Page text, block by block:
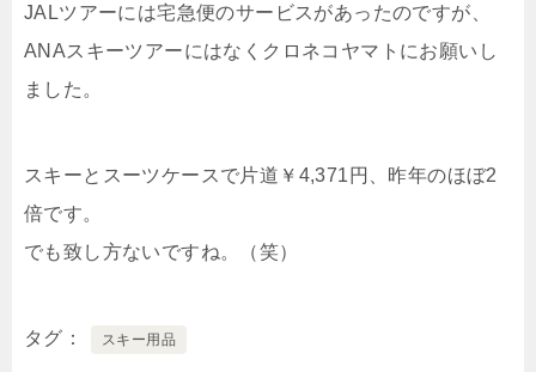
JALツアーには宅急便のサービスがあったのですが、
ANAスキーツアーにはなくクロネコヤマトにお願いし
ました。
スキーとスーツケースで片道￥4,371円、昨年のほぼ2
倍です。
でも致し方ないですね。（笑）
タグ スキー用品